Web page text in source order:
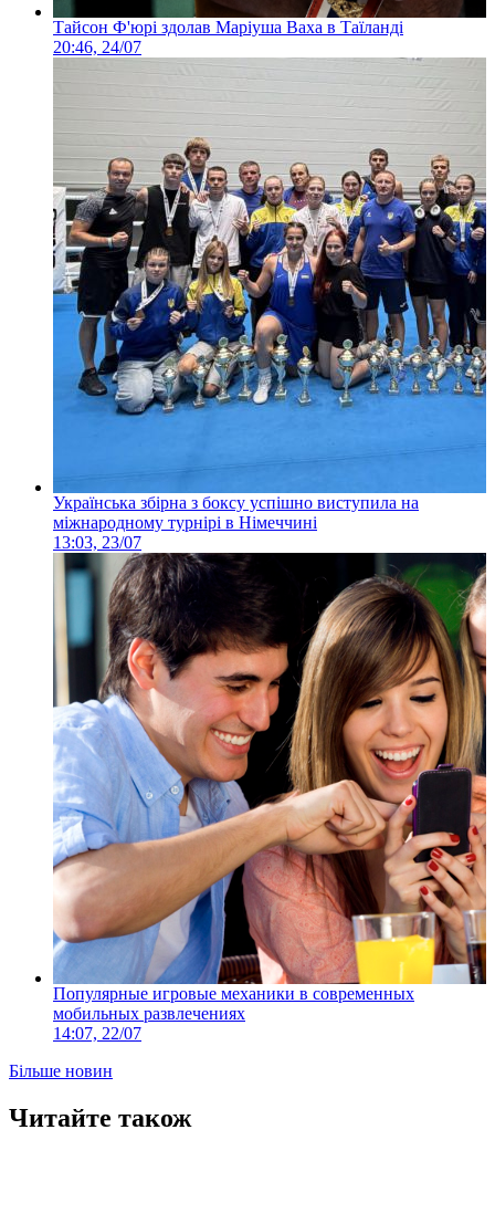
Тайсон Ф'юрі здолав Маріуша Ваха в Таїланді
20:46, 24/07
Українська збірна з боксу успішно виступила на
міжнародному турнірі в Німеччині
13:03, 23/07
Популярные игровые механики в современных
мобильных развлечениях
14:07, 22/07
Більше новин
Читайте також